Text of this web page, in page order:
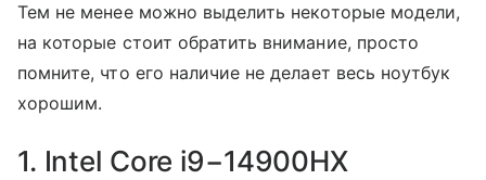
Тем не менее можно выделить некоторые модели,
на которые стоит обратить внимание, просто
помните, что его наличие не делает весь ноутбук
хорошим.
1. Intel Core i9−14900HX